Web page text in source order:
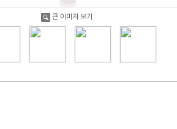
큰 이미지 보기